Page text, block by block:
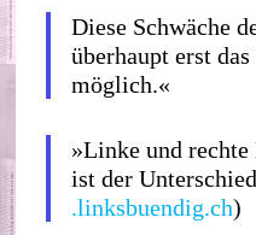
Diese Schwäche
überhaupt erst
möglich.«
»Linke und
ist der
.linksbuendig​.ch)